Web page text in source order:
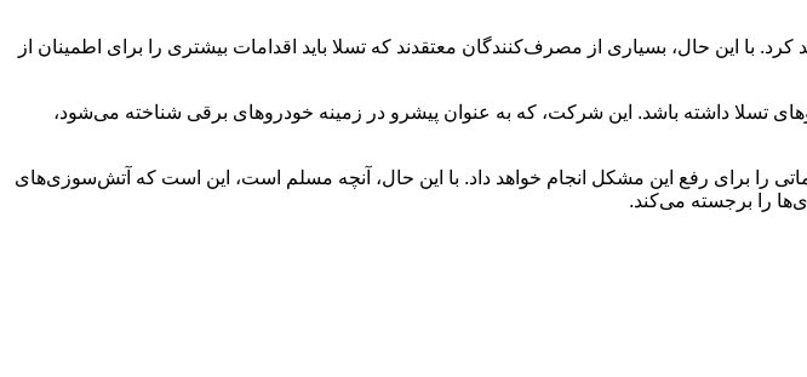
این حال، بسیاری از مصرف‌کنندگان معتقدند که تسلا باید اقدامات بیشتری را برای اطمینان از
تسلا داشته باشد. این شرکت، که به عنوان پیشرو در زمینه خودروهای برقی شناخته می‌شود،
را برای رفع این مشکل انجام خواهد داد. با این حال، آنچه مسلم است، این است که آتش‌سوزی‌های
را برجسته می‌کند.